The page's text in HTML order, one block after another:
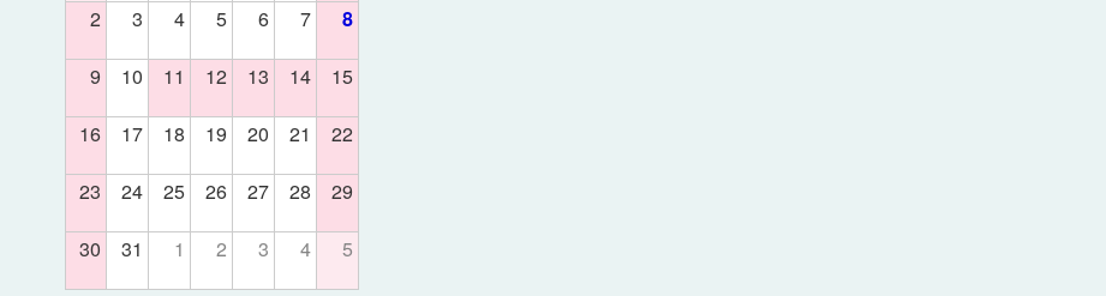
2 3 4 5 6 7 8
9 10 11 12 13 14 15
16 17 18 19 20 21 22
23 24 25 26 27 28 29
30 31 1 2 3 4 5